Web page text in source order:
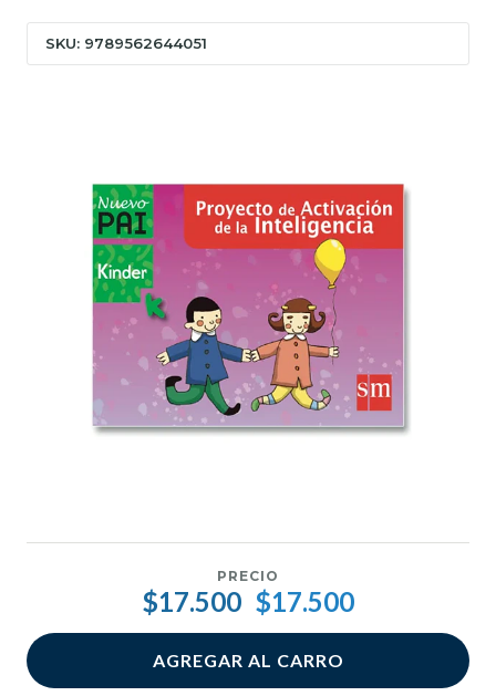
SKU: 9789562644051
PRECIO
$17.500 $17.500
AGREGAR AL CARRO